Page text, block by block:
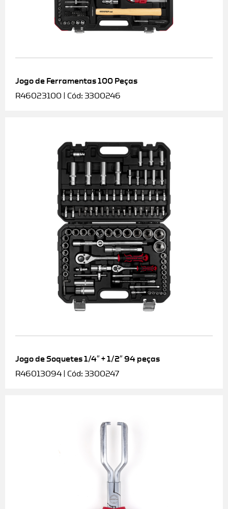
Jogo de Ferramentas 100 Peças
R46023100 | Cód: 3300246
Jogo de Soquetes 1/4″ + 1/2″ 94 peças
R46013094 | Cód: 3300247